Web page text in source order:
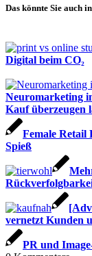
Das könnte Sie auch
Digital beim CO₂
Neuromarketing
Kauf überzeugen
Female Retail
Spieß
vernetzt Kunden
PR und